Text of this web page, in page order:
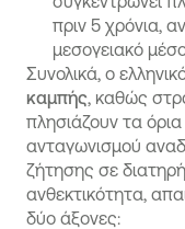
πριν 5 χρόνια,
μεσογειακό
Συνολικά, ο
καμπής, καθώς
πλησιάζουν τα
ανταγωνισμού
ζήτησης σε
ανθεκτικότητα,
δύο άξονες: